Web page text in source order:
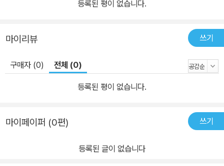
등록된 평이 없습니다.
마이리뷰 쓰기
구매자 (0) 전체 (0)
등록된 평이 없습니다.
마이페이퍼 (0편) 쓰기
등록된 글이 없습니다